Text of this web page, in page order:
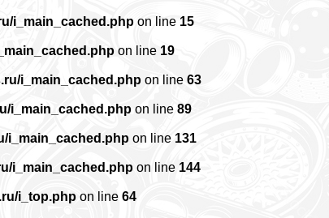
i_main_cached.php on line 15
on line 19
i_main_cached.php on line 63
i_main_cached.php on line 89
i_main_cached.php on line 131
i_main_cached.php on line 144
i_top.php on line 64